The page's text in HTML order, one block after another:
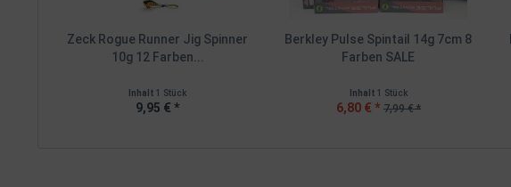
Zeck Rogue Runner Jig Spinner
10g 12 Farben...
Inhalt1 Stück
9,95 € *
Berkley Pulse Spintail 14g 7cm 8
Farben SALE
Inhalt 1 Stück
6,80 € * 7,99 € *